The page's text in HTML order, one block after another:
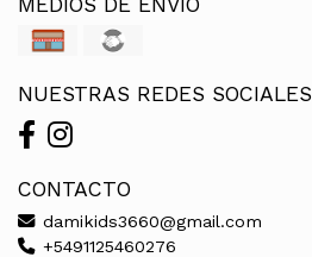
NUESTRAS REDES SOCIALES
CONTACTO
damikids3660@gmail.com
+5491125460276